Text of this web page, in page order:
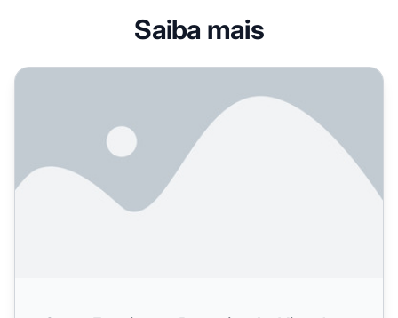
Saiba mais
Como Funciona a Pesquisa Ao Vivo da Perplexity: